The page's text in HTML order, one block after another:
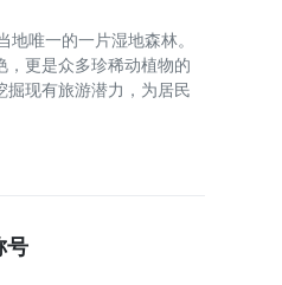
唯一的一片湿地森林。
，更是众多珍稀动植物的
掘现有旅游潜力，为居民
号